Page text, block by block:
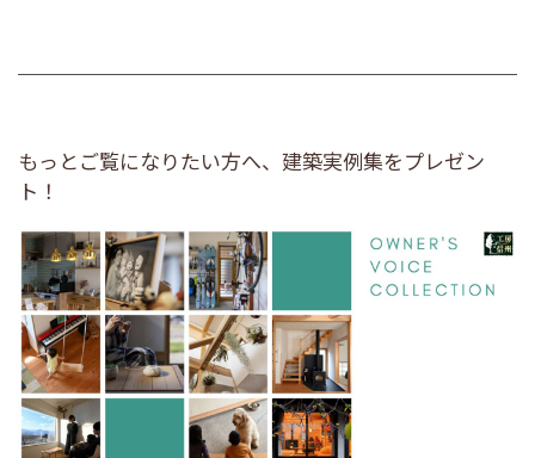
もっとご覧になりたい方へ、建築実例集をプレゼン
ト！